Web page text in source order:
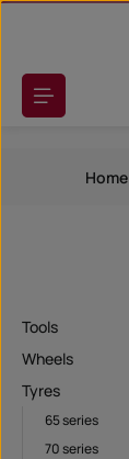
Home
Tools
Wheels
Tyres
65 series
70 series